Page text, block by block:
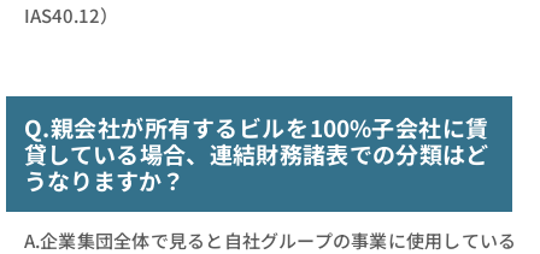
IAS40.12）
Q.親会社が所有するビルを100%子会社に賃
貸している場合、連結財務諸表での分類はど
うなりますか？
A.企業集団全体で見ると自社グループの事業に使用している